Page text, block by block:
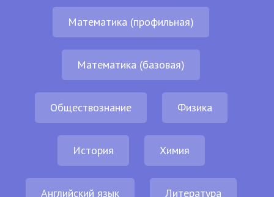
Математика (профильная)
Математика (базовая)
Обществознание Физика
История Химия
Английский язык Литература